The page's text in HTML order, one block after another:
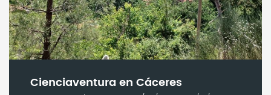
Cienciaventura en Cáceres